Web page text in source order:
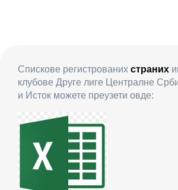
Спискове регистрованих страних
клубове Друге лиге Централне
и Исток можете преузети овде: